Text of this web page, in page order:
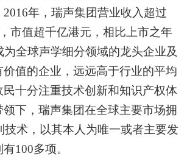
2016年，瑞声集团营业收入超过
市值超千亿港元，相比上市之年
为全球声学细分领域的龙头企业及
值的企业，远远高于行业的平均
十分注重技术创新和知识产权体
下，瑞声集团在全球主要市场拥
技术，以其本人为唯一或者主要发
有100多项。